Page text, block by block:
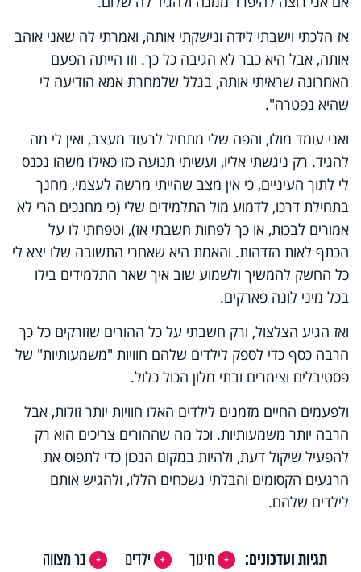
אז הלכתי וישבתי לידה ונישקתי אותה, ואמרתי לה שאני אוהב
אותה, אבל היא כבר לא הגיבה כל כך. וזו הייתה הפעם
האחרונה שראיתי אותה, בגלל שלמחרת אמא הודיעה לי
שהיא נפטרה".
ואני עומד מולו, והפה שלי מתחיל לרעוד מעצב, ואין לי מה
להגיד. רק ניגשתי אליו, ועשיתי תנועה כזו כאילו משהו נכנס
לי לתוך העיניים, כי אין מצב שהייתי מרשה לעצמי, מחנך
בתחילת דרכו, לדמוע מול התלמידים שלי (כי מחנכים הרי לא
אמורים לבכות, או כך לפחות חשבתי אז), וטפחתי לו על
הכתף לאות הזדהות. והאמת היא שאחרי התשובה שלו יצא לי
כל החשק להמשיך ולשמוע שוב איך שאר התלמידים בילו
בכל מיני לונה פארקים.
ואז הגיע הצלצול, ורק חשבתי על כל ההורים שזורקים כל כך
הרבה כסף כדי לספק לילדים שלהם חוויות "משמעותיות" של
פסטיבלים וצימרים ובתי מלון הכול כלול.
ולפעמים החיים מזמנים לילדים האלו חוויות יותר זולות, אבל
הרבה יותר משמעותיות. וכל מה שההורים צריכים הוא רק
להפעיל שיקול דעת, ולהיות במקום הנכון כדי לתפוס את
הרגעים הקסומים והבלתי נשכחים הללו, ולהגיש אותם
לילדים שלהם.
תגיות ועדכונים: חינוך ילדים
בר מצווה